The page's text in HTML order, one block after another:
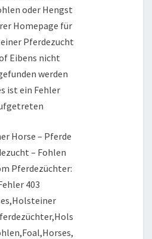
oder Hengst
Homepage für
Pferdezucht
Eibens nicht
werden
ist ein Fehler
Horse – Pferde
– Fohlen
Pferdezüchter:
403